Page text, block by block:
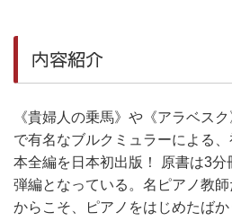
内容紹介
《貴婦人の乗馬》や《アラベス
で有名なブルクミュラーによる
本全編を日本初出版！ 原書は3
弾編となっている。名ピアノ教
からこそ、ピアノをはじめたば